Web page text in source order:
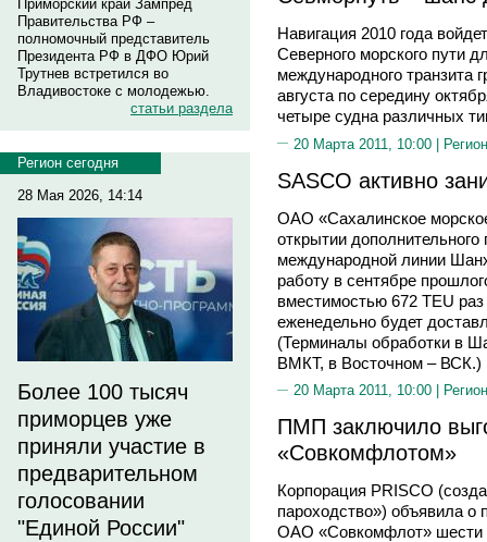
Приморский край Зампред
Правительства РФ –
полномочный представитель
Президента РФ в ДФО Юрий
Трутнев встретился во
Владивостоке с молодежью.
статьи раздела
Регион сегодня
28 Мая 2026, 14:14
Более 100 тысяч
приморцев уже
приняли участие в
предварительном
голосовании
"Единой России"
Навигация 2010 года
Северного морского пути
международного транзита
августа по середину
четыре судна различных
20 Марта 2011, 10:00 |
SASCO активно
ОАО «Сахалинское
открытии дополнительного
международной линии
работу в сентябре
вместимостью 672 TEU
еженедельно будет
(Терминалы обработки в
ВМКТ, в Восточном – ВСК.)
20 Марта 2011, 10:00 |
ПМП заключило
«Совкомфлотом»
Корпорация PRISCO
пароходство») объявила о
ОАО «Совкомфлот» шести